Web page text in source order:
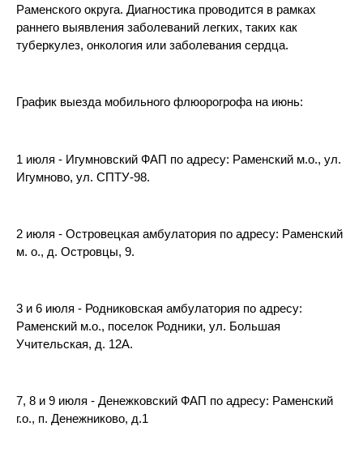
Раменского округа. Диагностика проводится в рамках
раннего выявления заболеваний легких, таких как
туберкулез, онкология или заболевания сердца.
График выезда мобильного флюорогрофа на июнь:
1 июля - Игумновский ФАП по адресу: Раменский м.о., ул.
Игумново, ул. СПТУ-98.
2 июля - Островецкая амбулатория по адресу: Раменский
м. о., д. Островцы, 9.
3 и 6 июля - Родниковская амбулатория по адресу:
Раменский м.о., поселок Родники, ул. Большая
Учительская, д. 12А.
7, 8 и 9 июля - Денежковский ФАП по адресу: Раменский
г.о., п. Денежниково, д.1